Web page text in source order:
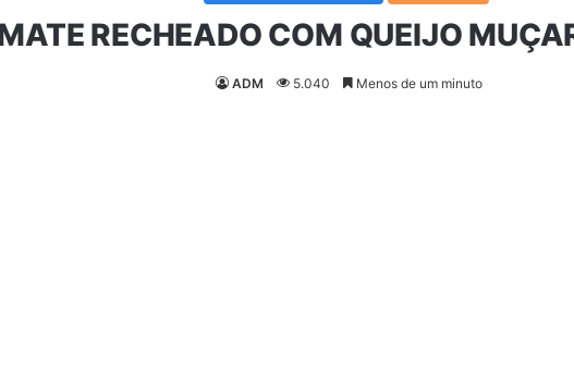
RECHEADO COM QUEIJO
ADM 5.040 Menos de um minuto